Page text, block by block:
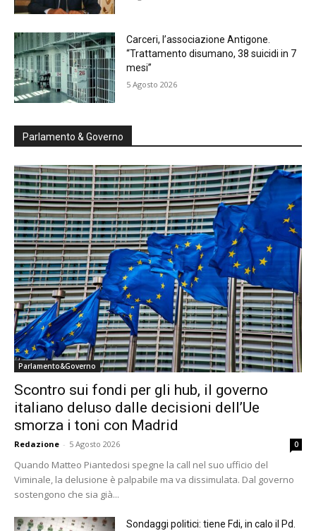
Carceri, l’associazione Antigone.
“Trattamento disumano, 38 suicidi in 7
mesi”
5 Agosto 2026
Parlamento & Governo
Parlamento&Governo
Scontro sui fondi per gli hub, il governo
italiano deluso dalle decisioni dell’Ue
smorza i toni con Madrid
Redazione - 5 Agosto 2026 0
Quando Matteo Piantedosi spegne la call nel suo ufficio del
Viminale, la delusione è palpabile ma va dissimulata. Dal governo
sostengono che sia già...
Sondaggi politici: tiene Fdi, in calo il Pd.